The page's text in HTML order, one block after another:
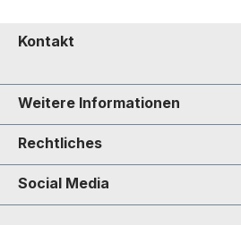
Kontakt
Weitere Informationen
Rechtliches
Social Media